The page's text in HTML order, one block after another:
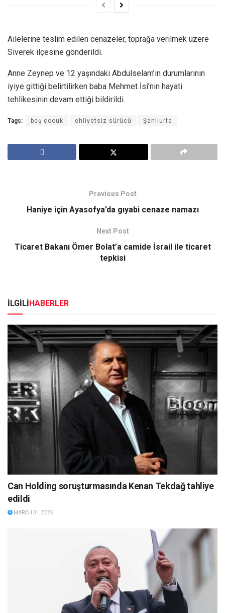
Ailelerine teslim edilen cenazeler, toprağa verilmek üzere
Siverek ilçesine gönderildi.
Anne Zeynep ve 12 yaşındaki Abdulselam’ın durumlarının
iyiye gittiği belirtilirken baba Mehmet İsi’nin hayati
tehlikesinin devam ettiği bildirildi.
Tags: beş çocuk ehliyetsiz sürücü Şanlıurfa
Previous Post
Haniye için Ayasofya’da gıyabi cenaze namazı
Next Post
Ticaret Bakanı Ömer Bolat’a camide İsrail ile ticaret
tepkisi
İLGİLİHABERLER
Can Holding soruşturmasında Kenan Tekdağ tahliye
edildi
MARCH 31, 2026